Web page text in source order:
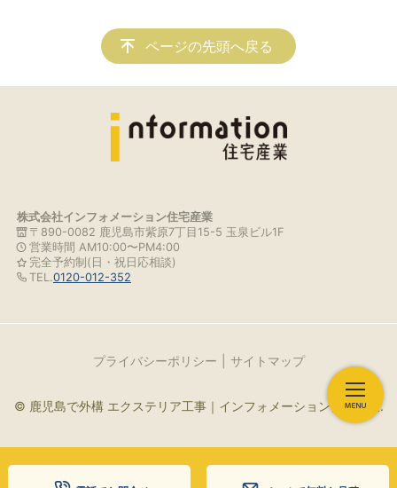
ページの先頭へ戻る
株式会社インフォメーション住宅産業
〒890-0082 鹿児島市紫原7丁目15-5 玉泉ビル1F
営業時間 AM10:00〜PM4:00
完全予約制(日・祝日応相談)
TEL.0120-012-352
プライバシーポリシー サイトマップ
© 鹿児島で外構 エクステリア工事｜インフォメーション住宅産業.